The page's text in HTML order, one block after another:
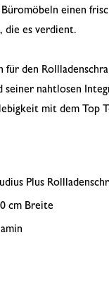
einen
die es verdient.
für den
seiner nahtlosen
mit dem Top
Plus
cm Breite